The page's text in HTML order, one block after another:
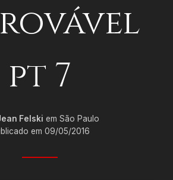
pt 7
Felski em São Paulo
em 09/05/2016